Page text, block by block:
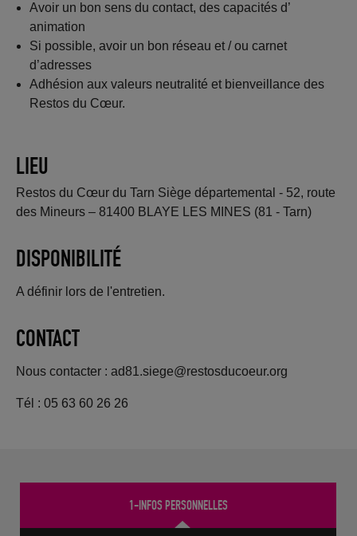
Avoir un bon sens du contact, des capacités d’
animation
Si possible, avoir un bon réseau et / ou carnet
d’adresses
Adhésion aux valeurs neutralité et bienveillance des
Restos du Cœur.
LIEU
Restos du Cœur du Tarn Siège départemental - 52, route
des Mineurs – 81400 BLAYE LES MINES (81 - Tarn)
DISPONIBILITÉ
A définir lors de l'entretien.
CONTACT
Nous contacter : ad81.siege@restosducoeur.org
Tél : 05 63 60 26 26
1-INFOS PERSONNELLES